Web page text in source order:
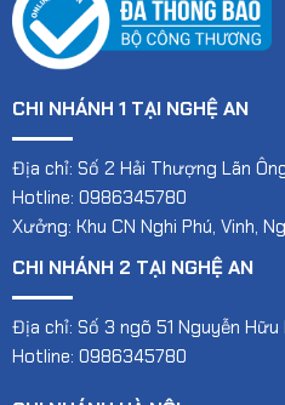
CHI NHÁNH 1 TẠI NGHỆ AN
Địa chỉ: Số 2 Hải Thượng Lãn
Hotline: 0986345780
Xưởng: Khu CN Nghi Phú, Vinh,
CHI NHÁNH 2 TẠI NGHỆ AN
Địa chỉ: Số 3 ngõ 51 Nguyễn Hữu
Hotline: 0986345780